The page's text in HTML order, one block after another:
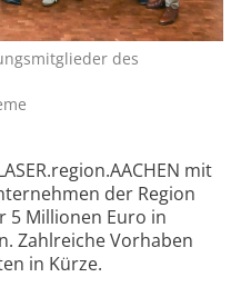
des
mit
der Region
5 Millionen Euro in
Zahlreiche Vorhaben
in Kürze.